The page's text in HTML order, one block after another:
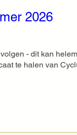
2026
- dit kan
te halen van